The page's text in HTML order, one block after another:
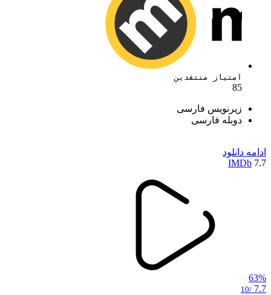
امتیاز منتقدین
85
زیرنویس فارسی
دوبله فارسی
ادامه دانلود
7.7
IMDb
63%
7.7
/10